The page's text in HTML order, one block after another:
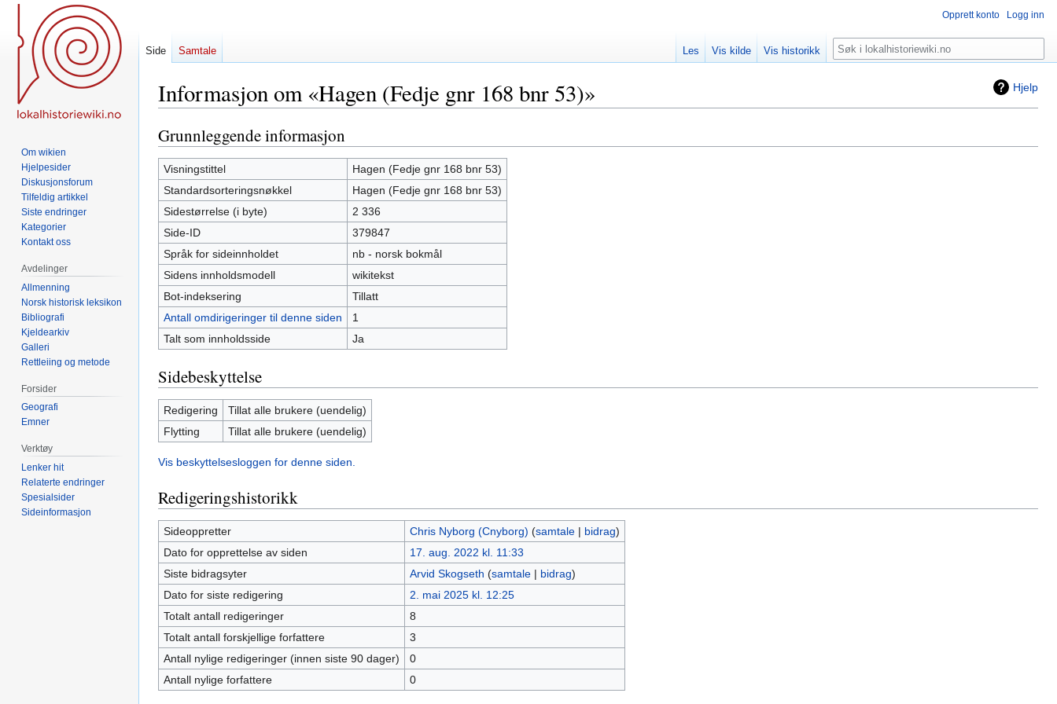
Hjelp
Informasjon om «Hagen (Fedje gnr 168 bnr 53)»
Hopp
til
navigering
Hopp
til
søk
Grunnleggende informasjon
Visningstittel
Hagen (Fedje gnr 168 bnr 53)
Standardsorteringsnøkkel
Hagen (Fedje gnr 168 bnr 53)
Sidestørrelse (i byte)
2 336
Side-ID
379847
Språk for sideinnholdet
nb - norsk bokmål
Sidens innholdsmodell
wikitekst
Bot-indeksering
Tillatt
Antall omdirigeringer til denne siden
1
Talt som innholdsside
Ja
Sidebeskyttelse
Redigering
Tillat alle brukere (uendelig)
Flytting
Tillat alle brukere (uendelig)
Vis beskyttelsesloggen for denne siden.
Redigeringshistorikk
Sideoppretter Chris Nyborg (Cnyborg) (samtale| bidrag)
Dato for opprettelse av siden
17. aug. 2022 kl. 11:33
Siste bidragsyter
Arvid Skogseth (samtale| bidrag)
Dato for siste redigering
2. mai 2025 kl. 12:25
Totalt antall redigeringer
8
Totalt antall forskjellige forfattere
3
Antall nylige redigeringer (innen siste 90 dager)
0
Antall nylige forfattere
0
Opprett konto Logg inn
Side Samtale Les Vis kilde Vis historikk Søk
Om wikien
Hjelpesider
Diskusjonsforum
Tilfeldig artikkel
Siste endringer
Kategorier
Kontakt oss
Avdelinger
Allmenning
Norsk historisk leksikon
Bibliografi
Kjeldearkiv
Galleri
Rettleiing og metode
Forsider
Geografi
Emner
Verktøy
Lenker hit
Relaterte endringer
Spesialsider
Sideinformasjon